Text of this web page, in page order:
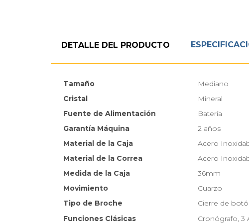
DETALLE DEL PRODUCTO
Tamaño
Mediano
Cristal
Mineral
Fuente de Alimentación
Batería
Garantía Máquina
2 años
Material de la Caja
Acero
Material de la Correa
Acero
Medida de la Caja
36mm
Movimiento
Cuarzo
Tipo de Broche
Cierre de
Funciones Clásicas
Cronógrafo, 3